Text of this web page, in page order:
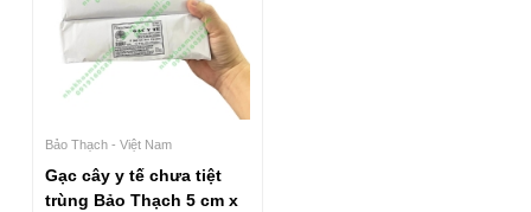
Bảo Thạch - Việt Nam
Gạc cây y tế chưa tiệt
trùng Bảo Thạch 5 cm x